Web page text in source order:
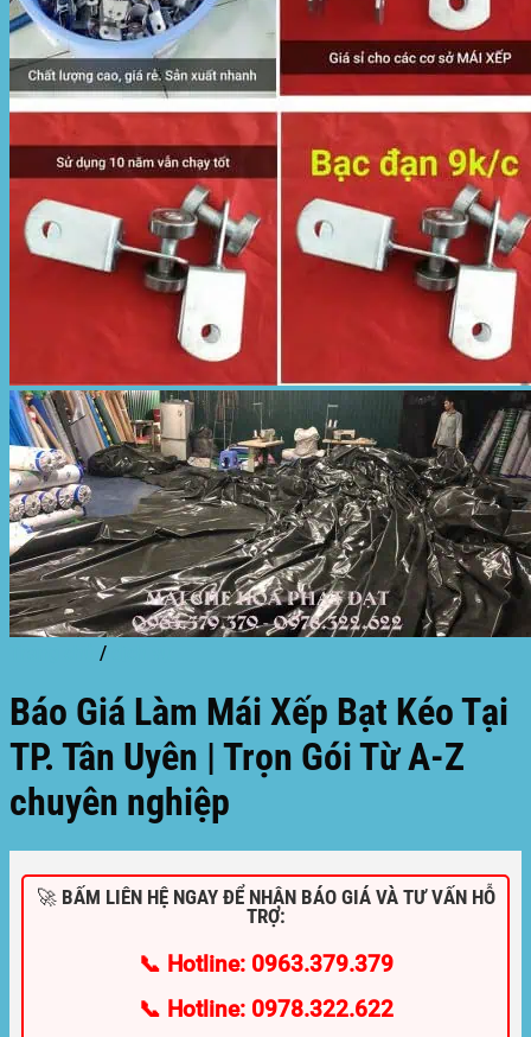
/
Báo Giá Làm Mái Xếp Bạt Kéo Tại
TP. Tân Uyên | Trọn Gói Từ A-Z
chuyên nghiệp
🚀 BẤM LIÊN HỆ NGAY ĐỂ NHẬN BÁO GIÁ VÀ TƯ VẤN HỖ
TRỢ:
📞 Hotline: 0963.379.379
📞 Hotline: 0978.322.622